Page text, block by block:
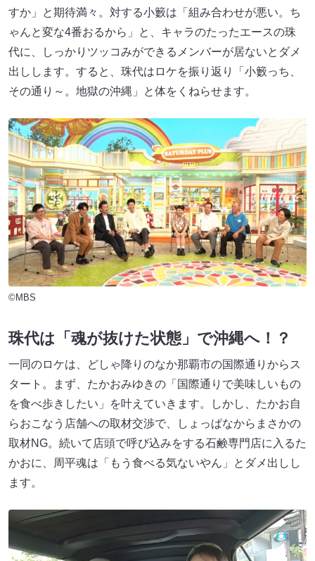
すか」と期待満々。対する小籔は「組み合わせが悪い。ち
ゃんと変な4番おるから」と、キャラのたったエースの珠
代に、しっかりツッコみができるメンバーが居ないとダメ
出しします。すると、珠代はロケを振り返り「小籔っち、
その通り～。地獄の沖縄」と体をくねらせます。
©MBS
珠代は「魂が抜けた状態」で沖縄へ！？
一同のロケは、どしゃ降りのなか那覇市の国際通りからス
タート。まず、たかおみゆきの「国際通りで美味しいもの
を食べ歩きしたい」を叶えていきます。しかし、たかお自
らおこなう店舗への取材交渉で、しょっぱなからまさかの
取材NG。続いて店頭で呼び込みをする石鹸専門店に入るた
かおに、周平魂は「もう食べる気ないやん」とダメ出しし
ます。